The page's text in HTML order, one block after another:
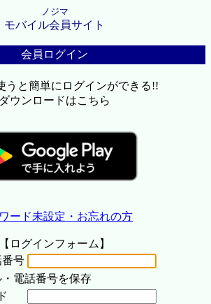
ノジマ
モバイル会員サイト
会員ログイン
うと簡単にログインができる!!
ダウンロードはこちら
ード未設定・お忘れの方
【ログインフォーム】
番号
・電話番号を保存